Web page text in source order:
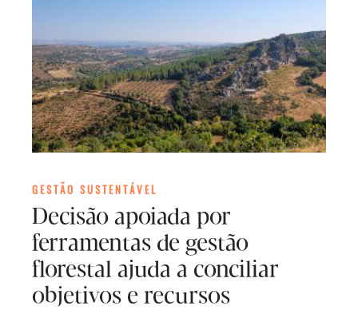
GESTÃO SUSTENTÁVEL
Decisão apoiada por
ferramentas de gestão
florestal ajuda a conciliar
objetivos e recursos